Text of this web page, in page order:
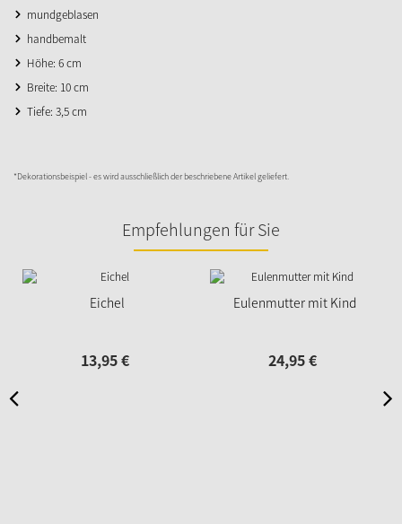
mundgeblasen
handbemalt
Höhe: 6 cm
Breite: 10 cm
Tiefe: 3,5 cm
*Dekorationsbeispiel - es wird ausschließlich der beschriebene Artikel geliefert.
Empfehlungen für Sie
Eichel
13,95€
Eulenmutter mit Kind
24,95€